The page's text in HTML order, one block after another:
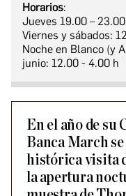
Horarios:
Jueves 19.00 –
Viernes y sábados:
Noche en Blanco (y
junio: 12.00 - 4.00 h
En el año de su
Banca March se
histórica visita
la apertura